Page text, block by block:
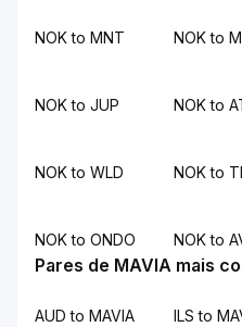
NOK to MNT NOK to
NOK to JUP NOK to
NOK to WLD NOK to
NOK to ONDO NOK to
Pares de MAVIA mais
AUD to MAVIA ILS to